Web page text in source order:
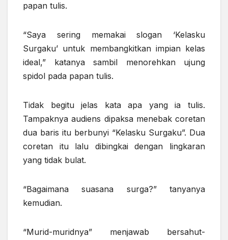
papan tulis.
“Saya sering memakai slogan ‘Kelasku
Surgaku’ untuk membangkitkan impian kelas
ideal,” katanya sambil menorehkan ujung
spidol pada papan tulis.
Tidak begitu jelas kata apa yang ia tulis.
Tampaknya audiens dipaksa menebak coretan
dua baris itu berbunyi “Kelasku Surgaku”. Dua
coretan itu lalu dibingkai dengan lingkaran
yang tidak bulat.
“Bagaimana suasana surga?” tanyanya
kemudian.
“Murid-muridnya” menjawab bersahut-